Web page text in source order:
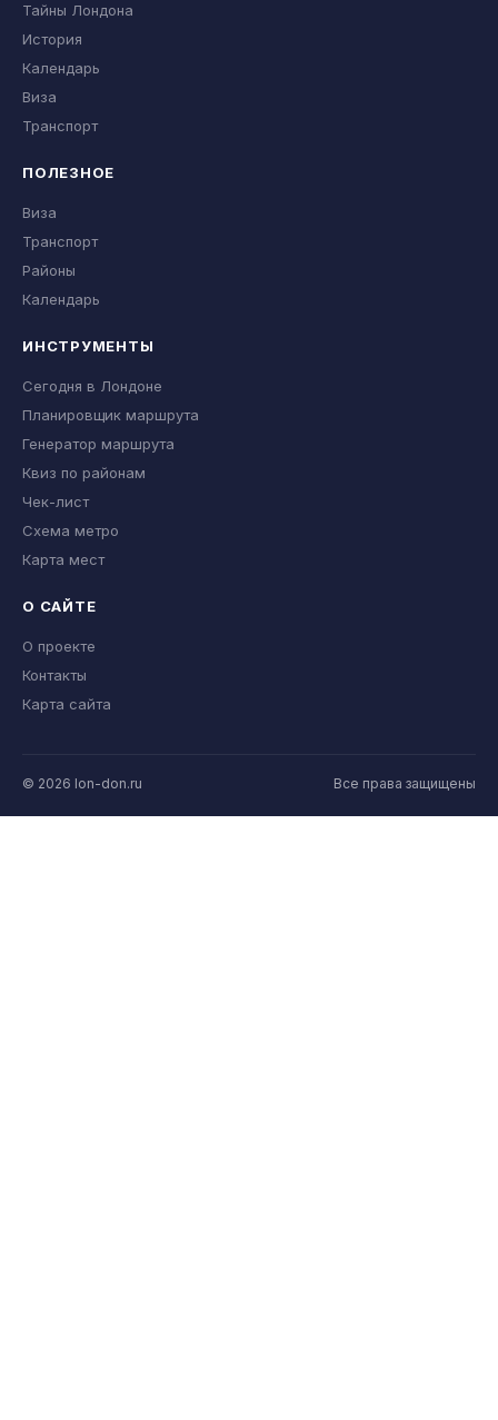
Тайны Лондона
История
Календарь
Виза
Транспорт
ПОЛЕЗНОЕ
Виза
Транспорт
Районы
Календарь
ИНСТРУМЕНТЫ
Сегодня в Лондоне
Планировщик маршрута
Генератор маршрута
Квиз по районам
Чек-лист
Схема метро
Карта мест
О САЙТЕ
О проекте
Контакты
Карта сайта
© 2026 lon-don.ru Все права защищены